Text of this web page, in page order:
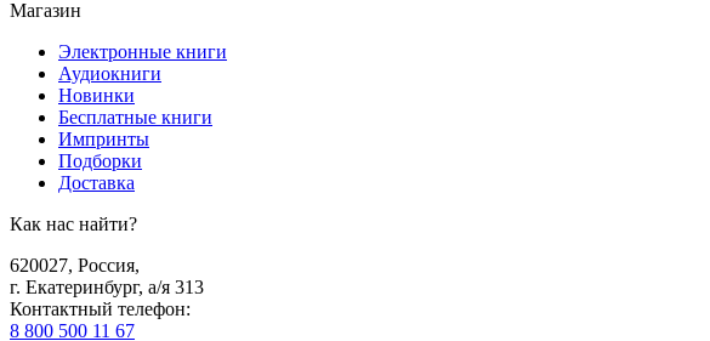
Магазин
Электронные книги
Аудиокниги
Новинки
Бесплатные книги
Импринты
Подборки
Доставка
Как нас найти?
620027, Россия,
г. Екатеринбург, а/я 313
Контактный телефон:
8 800 500 11 67